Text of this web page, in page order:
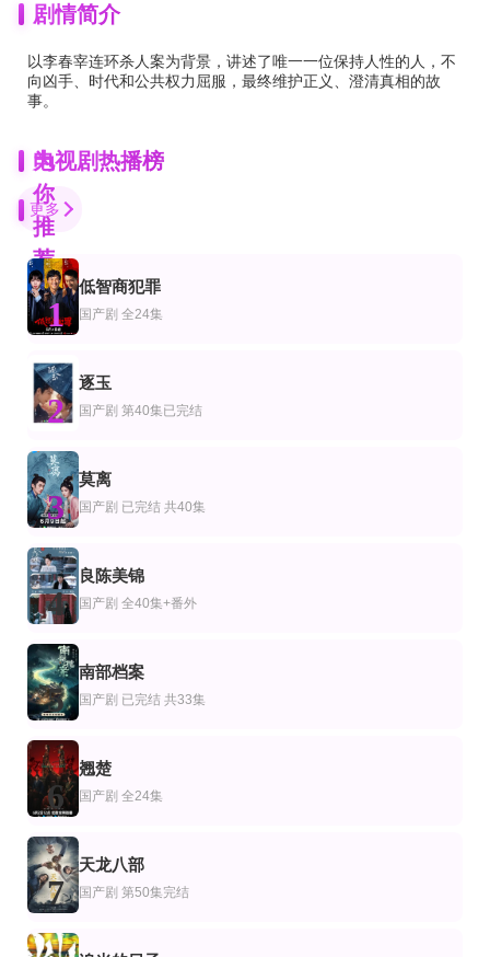
剧情简介
以李春宰连环杀人案为背景，讲述了唯一一位保持人性的人，不
向凶手、时代和公共权力屈服，最终维护正义、澄清真相的故
事。
为
你
推
荐
已完结 共10集
奥特银河格斗：巨大的阴谋2020
第16集完结
陷入纯情
第6集完结
迪士尼乐园项目大起底第二季
更新至01集
暗芝居第十七季
已完结
狡猾的兔小姐
已完结
北京地铁
更新至第11集
爆燃战队奔奔者
井内悠阳,叶山侑树,铃木美羽,斋藤璃佑,相马理,松本梨香,诹访部顺一,水树奈奈,诸
全集
真千金她既凶又茶
胡春源＆崔紫轩
全10集
绝密的密子小姐
福原遥,松雪泰子,上杉柊平,清水寻也,志田彩良,吉柳咲良,樱井日奈子,黑羽麻璃
第8集
嘉米提-灵源战队​(英文版)
完结
紫色大稻埕
施易男,柯佳嬿,林玟谊,曾子益,庄凯勋,杨烈,张翰,傅小芸,谢琼煖,龙劭华,马如龙,沛
全集
茶香四溢，爷他宠妻无度
行尸走肉死亡之城第三季
杰弗里·迪恩·摩根,劳伦·科汉
点开闺蜜分享的玄学直播间
毛毅驰＆刘容榕
星际迷航：奇异新世界第4季
杰丝·布什,克里斯蒂娜·钟,西莉亚·罗丝·古丁,阿德里安·霍姆斯,克里斯汀·霍恩,
电视剧热播榜
更多
1
低智商犯罪
国产剧 全24集
2
逐玉
国产剧 第40集已完结
3
莫离
国产剧 已完结 共40集
4
良陈美锦
国产剧 全40集+番外
5
南部档案
国产剧 已完结 共33集
6
翘楚
国产剧 全24集
7
天龙八部
国产剧 第50集完结